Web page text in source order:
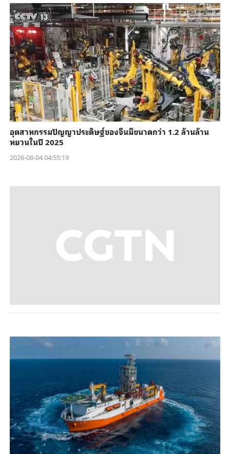
อุตสาหกรรมปัญญาประดิษฐ์ของจีนมีขนาดกว่า 1.2 ล้านล้าน
หยวนในปี 2025
2026-08-04 04:55:19